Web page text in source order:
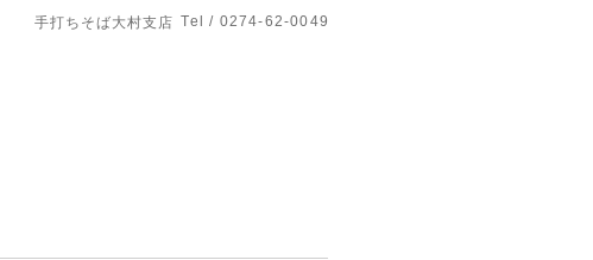
手打ちそば大村支店 Tel / 0274-62-0049